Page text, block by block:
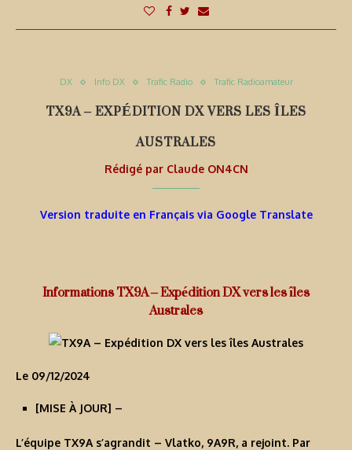
DX Info DX Trafic Radio Trafic Radioamateur
TX9A – EXPÉDITION DX VERS LES ÎLES
AUSTRALES
Rédigé par Claude ON4CN
Version traduite en Français via Google Translate
Informations TX9A – Expédition DX vers les îles
Australes
Le 09/12/2024
[MISE À JOUR] –
L’équipe TX9A s’agrandit – Vlatko, 9A9R, a rejoint. Par